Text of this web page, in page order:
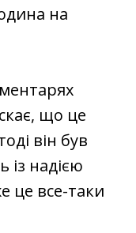
на
що це
він був
із надією
це все-таки